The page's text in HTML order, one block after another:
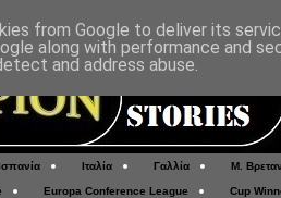
Ιταλία Γαλλία Μ.
Europa Conference League Cup
from Google to deliver its
along with performance and
and address abuse.